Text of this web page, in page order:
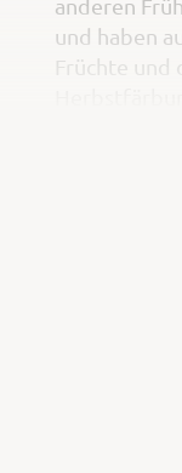
anderen
und haben
Früchte und